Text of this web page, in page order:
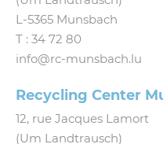
L‑5365 Munsbach
T : 34 72 80
info@​rc-​munsbach.​lu
Recycling Center
12, rue Jacques Lamort
(Um Landtrausch)